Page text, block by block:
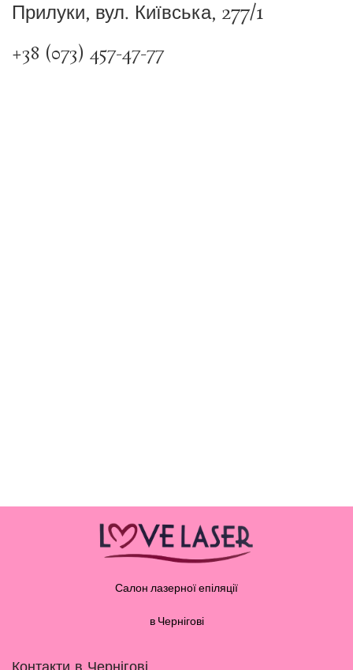
Прилуки, вул. Київська, 277/1
+38 (073) 457-47-77
Салон лазерної епіляції
в Чернігові